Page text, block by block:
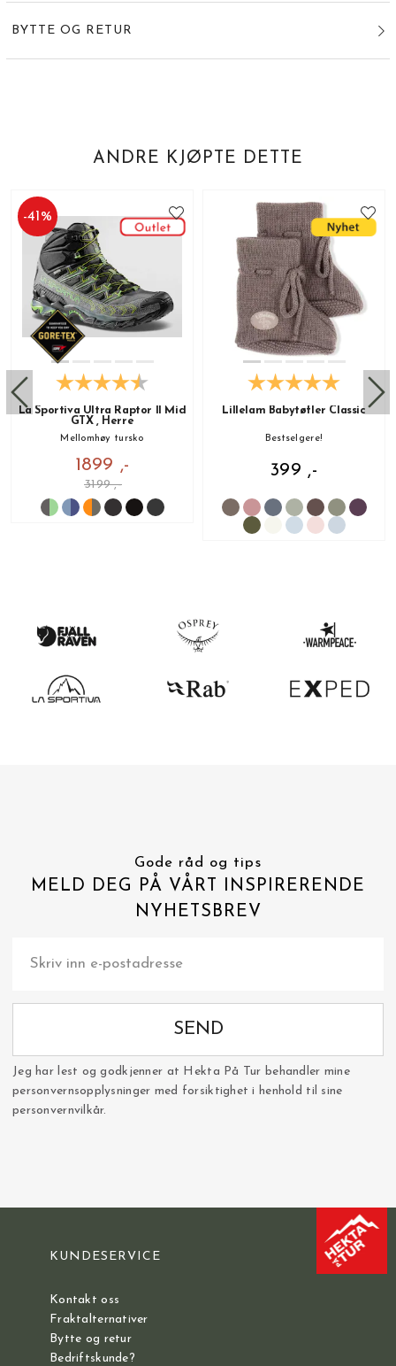
BYTTE OG RETUR
ANDRE KJØPTE DETTE
-41 %
La Sportiva Ultra Raptor II Mid
GTX , Herre
Mellomhøy tursko
1899 ,-
3199 ,-
Lillelam Babytøfler Classic
Bestselgere!
399 ,-
Gode råd og tips
MELD DEG PÅ VÅRT INSPIRERENDE
NYHETSBREV
SEND
Jeg har lest og godkjenner at Hekta På Tur behandler mine
personvernsopplysninger med forsiktighet i henhold til sine
personvernvilkår.
KUNDESERVICE
Kontakt oss
Fraktalternativer
Bytte og retur
Bedriftskunde?